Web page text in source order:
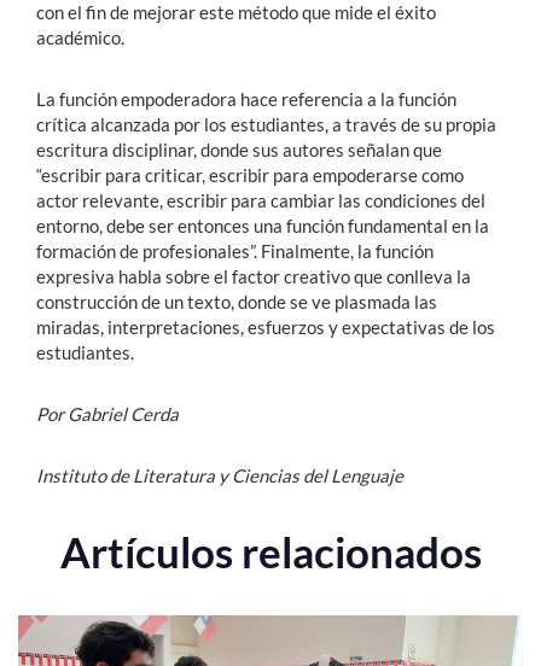
con el fin de mejorar este método que mide el éxito
académico.
La función empoderadora hace referencia a la función
crítica alcanzada por los estudiantes, a través de su propia
escritura disciplinar, donde sus autores señalan que
“escribir para criticar, escribir para empoderarse como
actor relevante, escribir para cambiar las condiciones del
entorno, debe ser entonces una función fundamental en la
formación de profesionales”. Finalmente, la función
expresiva habla sobre el factor creativo que conlleva la
construcción de un texto, donde se ve plasmada las
miradas, interpretaciones, esfuerzos y expectativas de los
estudiantes.
Por Gabriel Cerda
Instituto de Literatura y Ciencias del Lenguaje
Artículos relacionados